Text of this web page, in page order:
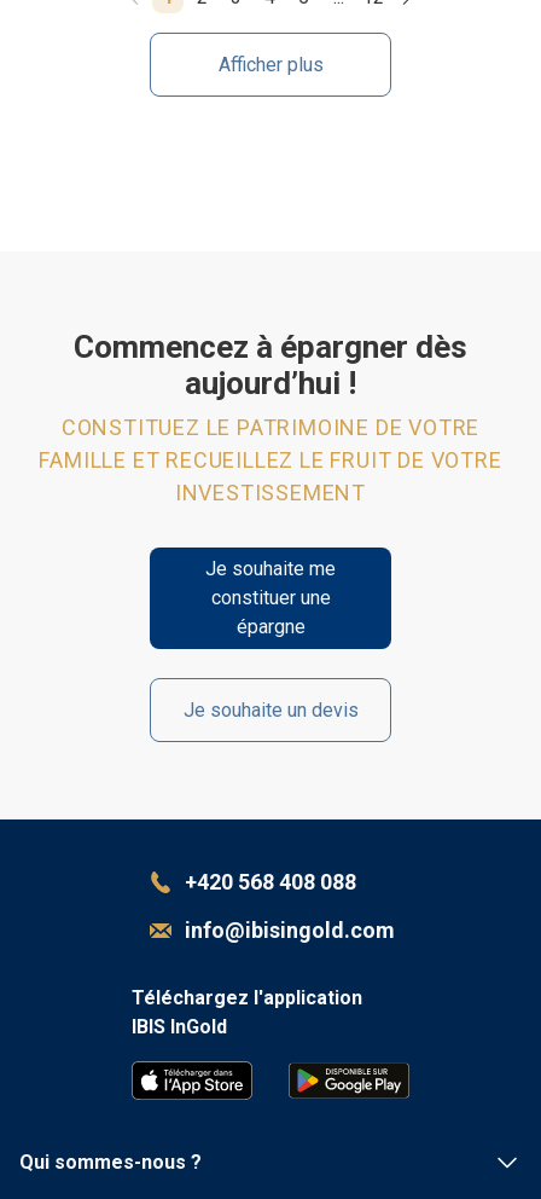
Afficher plus
Commencez à épargner dès
aujourd’hui !
CONSTITUEZ LE PATRIMOINE DE VOTRE
FAMILLE ET RECUEILLEZ LE FRUIT DE VOTRE
INVESTISSEMENT
Je souhaite me
constituer une
épargne
Je souhaite un devis
+420 568 408 088
info@ibisingold.com
Téléchargez l'application
IBIS InGold
Qui sommes-nous ?